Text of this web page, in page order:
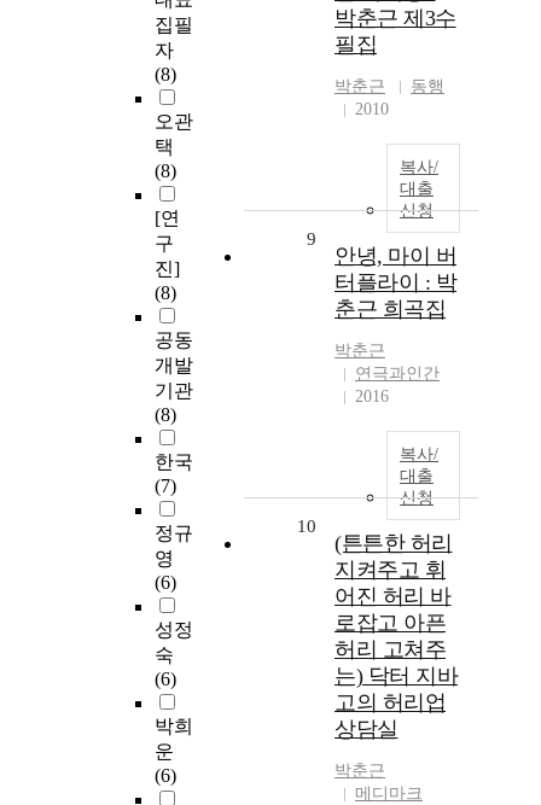
집필
자
(8)
오관
택
(8)
[연
구
진]
(8)
공동
개발
기관
(8)
한국
(7)
정규
영
(6)
성정
숙
(6)
박희
운
(6)
박춘근 제3수
필집
박춘근
동행
2010
복사/
대출
신청
9
안녕, 마이 버
터플라이 : 박
춘근 희곡집
박춘근
연극과인간
2016
복사/
대출
신청
10
(튼튼한 허리
지켜주고 휘
어진 허리 바
로잡고 아픈
허리 고쳐주
는) 닥터 지바
고의 허리업
상담실
박춘근
메디마크